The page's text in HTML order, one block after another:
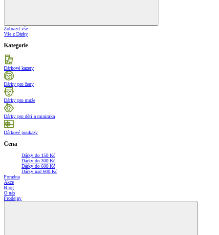
Zobrazit vše
Vše z Dárky
Kategorie
Dárkové kazety
Dárky pro ženy
Dárky pro muže
Dárky pro děti a minimka
Dárkové poukazy
Cena
Dárky do 150 Kč
Dárky do 300 Kč
Dárky do 600 Kč
Dárky nad 600 Kč
Poradna
Akce
Blog
O nás
Prodejny